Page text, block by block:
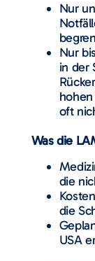
Nur
Nur
in der
oft
Was die
die
die
USA